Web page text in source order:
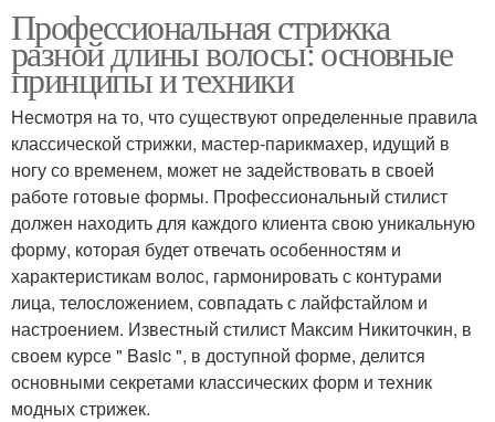
Профессиональная стрижка
разной длины волосы: основные
принципы и техники
Несмотря на то, что существуют определенные правила
классической стрижки, мастер-парикмахер, идущий в
ногу со временем, может не задействовать в своей
работе готовые формы. Профессиональный стилист
должен находить для каждого клиента свою уникальную
форму, которая будет отвечать особенностям и
характеристикам волос, гармонировать с контурами
лица, телосложением, совпадать с лайфстайлом и
настроением. Известный стилист Максим Никиточкин, в
своем курсе " Basic ", в доступной форме, делится
основными секретами классических форм и техник
модных стрижек.